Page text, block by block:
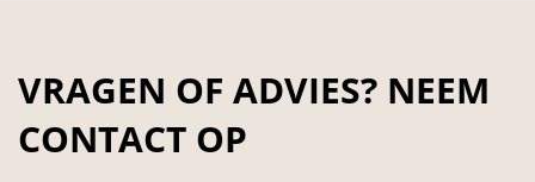
VRAGEN OF ADVIES? NEEM
CONTACT OP